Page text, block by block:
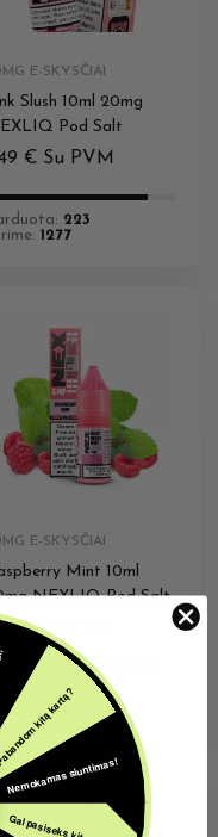
E-SKYSČIAI
Slush 10ml 20mg
Pod Salt
€ Su PVM
223
1277
E-SKYSČIAI
Mint 10ml
NEXLIQ Pod Salt
€ Su PVM
188
1352
kitą kartą?
Nemokamas siuntimas!